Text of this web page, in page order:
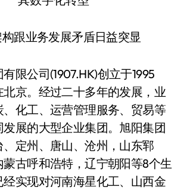
跟业务发展矛盾日益突显
限公司(1907.HK)创立于1995
京。经过二十多年的发展，业
、化工、运营管理服务、贸易等
展的大型企业集团。旭阳集团
定州、唐山、沧州，山东郓
古呼和浩特，辽宁朝阳等8个生
经实现对河南海星化工、山西金